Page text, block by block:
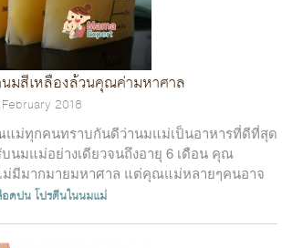
มสีเหลืองล้วนคุณค่ามหาศาล
2018
ม่ทุกคนทราบกันดีว่านมแม่เป็นอาหารที่ดีที่สุด
นมแม่อย่างเดียวจนถึงอายุ 6 เดือน คุณ
มีมากมายมหาศาล แต่คุณแม่หลายๆคนอาจ
ดปนโปรตีนในนมแม่